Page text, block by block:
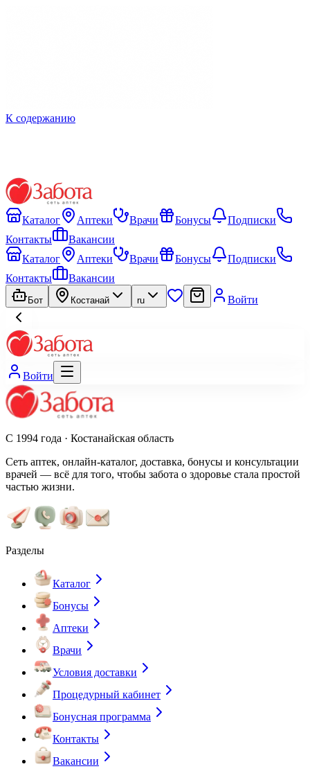
К содержанию
Каталог Аптеки Врачи Бонусы
Подписки
Контакты
Вакансии
Каталог
Аптеки Врачи Бонусы
Подписки
Контакты
Вакансии
Бот Костанай ru Войти
Войти
С 1994 года · Костанайская область
Сеть аптек, онлайн-каталог, доставка, бонусы и консультации
врачей — всё для того, чтобы забота о здоровье стала простой
частью жизни.
Разделы
Каталог
Бонусы
Аптеки
Врачи
Условия доставки
Процедурный кабинет
Бонусная программа
Контакты
Вакансии